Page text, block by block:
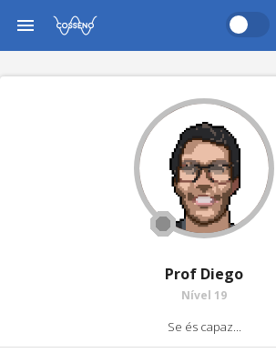
Prof Diego
Nível 19
Se és capaz...